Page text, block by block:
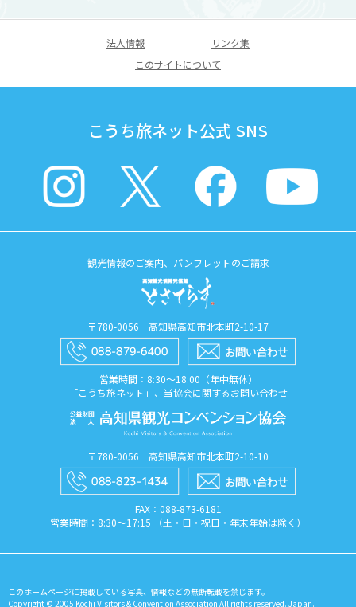
法人情報
リンク集
このサイトについて
こうち旅ネット公式 SNS
観光情報のご案内、パンフレットのご請求
〒780-0056 高知県高知市北本町2-10-17
営業時間：8:30〜18:00（年中無休）
「こうち旅ネット」、当協会に関するお問い合わせ
〒780-0056 高知県高知市北本町2-10-10
FAX：088​-873​-6181
営業時間：8:30〜17:15 （土・日・祝日・年末年始は除く）
このホームページに掲載している写真、情報などの無断転載を禁じます。
Copyright © 2005 Kochi Visitors & Convention Association All rights reserved. Japan.